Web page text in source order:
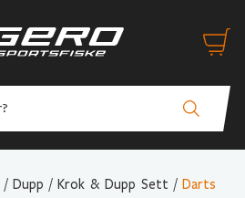
/ Dupp / Krok & Dupp Sett / Darts